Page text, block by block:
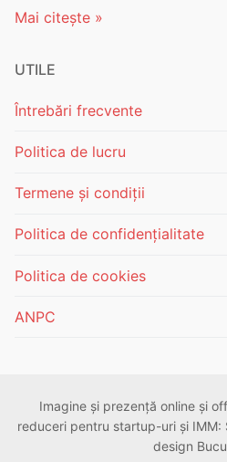
Mai citește »
UTILE
Întrebări frecvente
Politica de lucru
Termene și condiții
Politica de confidențialitate
Politica de cookies
ANPC
Imagine și prezență online și
reduceri pentru startup-uri și IMM:
design